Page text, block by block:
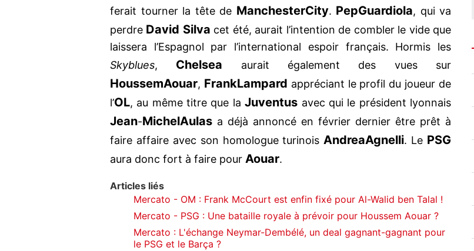
ferait tourner la tête de ManchesterCity. PepGuardiola, qui va
perdre David Silva cet été, aurait l’intention de combler le vide que
laissera l’Espagnol par l’international espoir français. Hormis les
Skyblues, Chelsea aurait également des vues sur
HoussemAouar, FrankLampard appréciant le profil du joueur de
l’OL, au même titre que laJuventus avec qui le président lyonnais
Jean-MichelAulas a déjà annoncé en février dernier être prêt à
faire affaire avec son homologue turinoisAndreaAgnelli. Le PSG
aura donc fort à faire pour Aouar.
Articles liés
Mercato - OM : Frank McCourt est enfin fixé pour Al-Walid ben Talal !
Mercato - PSG : Une bataille royale à prévoir pour Houssem Aouar ?
Mercato : L'échange Neymar-Dembélé, un deal gagnant-gagnant pour
le PSG et le Barça ?